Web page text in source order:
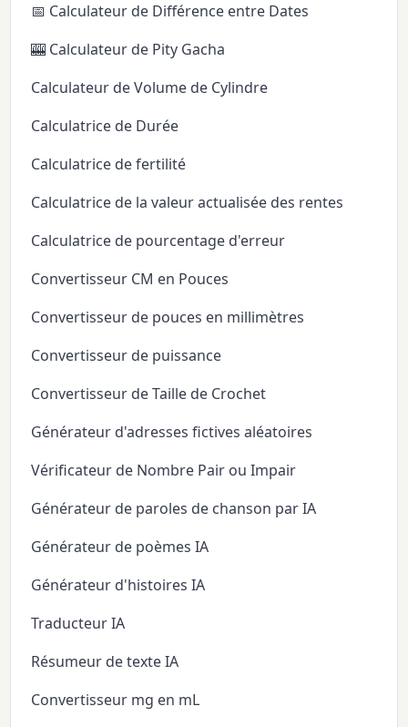
📅 Calculateur de Différence entre Dates
🎰 Calculateur de Pity Gacha
Calculateur de Volume de Cylindre
Calculatrice de Durée
Calculatrice de fertilité
Calculatrice de la valeur actualisée des rentes
Calculatrice de pourcentage d'erreur
Convertisseur CM en Pouces
Convertisseur de pouces en millimètres
Convertisseur de puissance
Convertisseur de Taille de Crochet
Générateur d'adresses fictives aléatoires
Vérificateur de Nombre Pair ou Impair
Générateur de paroles de chanson par IA
Générateur de poèmes IA
Générateur d'histoires IA
Traducteur IA
Résumeur de texte IA
Convertisseur mg en mL